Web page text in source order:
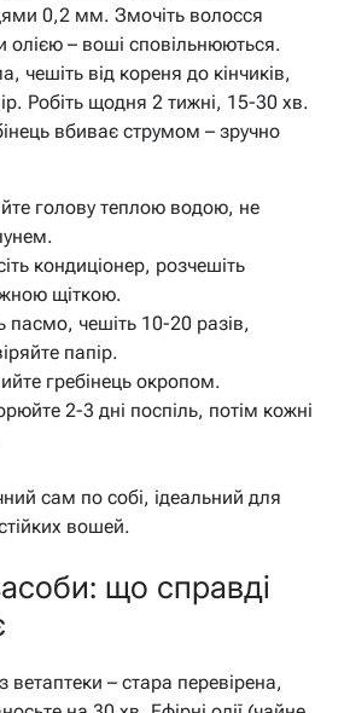
0,2 мм. Змочіть волосся
олією – воші сповільнюються.
чешіть від кореня до кінчиків,
Робіть щодня 2 тижні, 15-30 хв.
вбиває струмом – зручно
голову теплою водою, не
кондиціонер, розчешіть
щіткою.
пасмо, чешіть 10-20 разів,
папір.
гребінець окропом.
2-3 дні поспіль, потім кожні
сам по собі, ідеальний для
вошей.
що справді
– стара перевірена,